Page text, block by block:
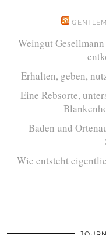
Weingut
Erhalten, geben,
Eine Rebsorte,
Baden und
Wie entsteht